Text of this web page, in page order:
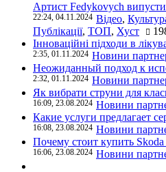
Артист Fedykovych
22:24, 04.11.2024 Відео,
Публікації, ТОП, Хуст
Інноваційні підходи в
2:35, 01.11.2024 Новини
Неожиданный подход к
2:32, 01.11.2024 Новини
Як вибрати струни для
16:09, 23.08.2024 Новини
Какие услуги предлагает
16:08, 23.08.2024 Новини
Почему стоит купить Skoda
16:06, 23.08.2024 Новини